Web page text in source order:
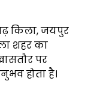
किला, जयपुर
शहर का
पर
होता है।